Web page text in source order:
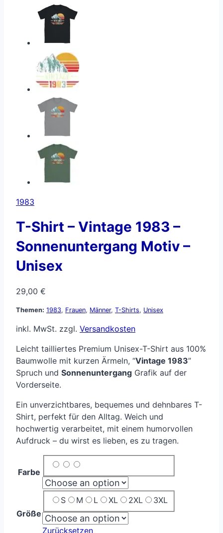
1983
T-Shirt – Vintage 1983 –
Sonnenuntergang Motiv –
Unisex
29,00 €
Themen: 1983, Frauen, Männer, T-Shirts, Unisex
inkl. MwSt. zzgl. Versandkosten
Leicht tailliertes Premium Unisex-T-Shirt aus 100%
Baumwolle mit kurzen Ärmeln, “Vintage 1983”
Spruch und Sonnenuntergang Grafik auf der
Vorderseite.
Ein unverzichtbares, bequemes und dehnbares T-
Shirt, perfekt für den Alltag. Weich und
hochwertig verarbeitet, mit einem humorvollen
Aufdruck – du wirst es lieben, es zu tragen.
Farbe
Größe
S M L XL 2XL 3XL
Zurücksetzen